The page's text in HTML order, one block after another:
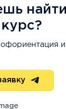
найти